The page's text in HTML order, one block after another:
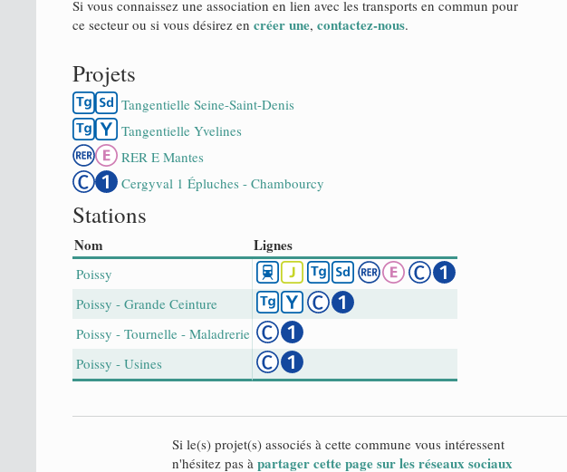
Si vous connaissez une association en lien avec les transports en commun pour
ce secteur ou si vous désirez en créer une, contactez-nous.
Projets
Tangentielle Seine-Saint-Denis
Tangentielle Yvelines
RER E Mantes
Cergyval 1 Épluches - Chambourcy
Stations
Nom Lignes
Poissy
Poissy - Grande Ceinture
Poissy - Tournelle - Maladrerie
Poissy - Usines
Si le(s) projet(s) associés à cette commune vous intéressent
n'hésitez pas à partager cette page sur les réseaux sociaux